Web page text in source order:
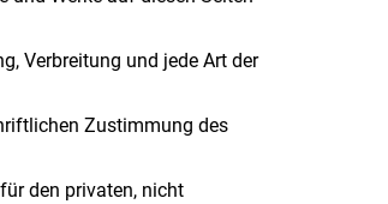
Verbreitung und jede Art der
Zustimmung des
den privaten, nicht